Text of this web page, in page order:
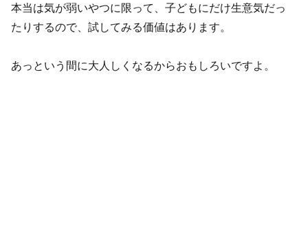
本当は気が弱いやつに限って、子どもにだけ生意気だっ
たりするので、試してみる価値はあります。
あっという間に大人しくなるからおもしろいですよ。